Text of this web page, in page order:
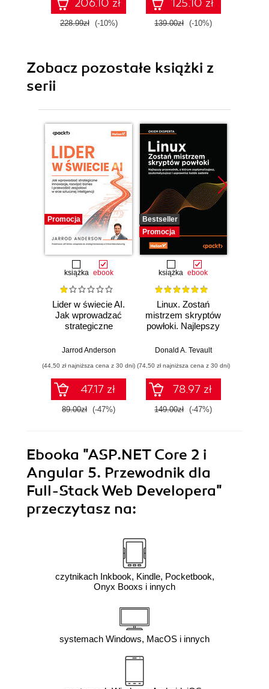
206.10 zł
228.99zł (-10%)
125.10 zł
139.00zł (-10%)
Zobacz pozostałe książki z
serii
Promocja
książka ebook
Lider w świecie AI.
Jak wprowadzać
strategiczne
biznes i
zespołowi w erze
sztucznej
inteligencji
Jarrod Anderson
(44,50 zł najniższa cena z 30 dni)
47.17 zł
89.00zł (-47%)
Bestseller
Promocja
książka ebook
Linux. Zostań
mistrzem skryptów
powłoki. Najlepszy
którym
zautomatyzujesz i
usprawnisz każde
zadanie
Donald A. Tevault
(74,50 zł najniższa cena z 30 dni)
78.97 zł
149.00zł (-47%)
Ebooka "ASP.NET Core 2 i
Angular 5. Przewodnik dla
Full-Stack Web Developera"
przeczytasz na:
czytnikach Inkbook, Kindle, Pocketbook,
Onyx Booxs i innych
systemach Windows, MacOS i innych